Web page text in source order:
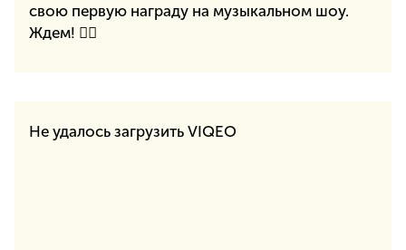
свою первую награду на музыкальном шоу.
Ждем! ✊🏻
Не удалось загрузить VIQEO